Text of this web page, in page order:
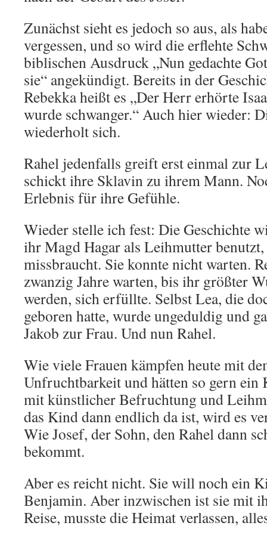
Zunächst sieht es jedoch so aus, als
vergessen, und so wird die erflehte
biblischen Ausdruck „Nun gedachte
sie“ angekündigt. Bereits in der
Rebekka heißt es „Der Herr erhörte
wurde schwanger.“ Auch hier wieder:
wiederholt sich.
Rahel jedenfalls greift erst einmal zur
schickt ihre Sklavin zu ihrem Mann.
Erlebnis für ihre Gefühle.
Wieder stelle ich fest: Die Geschichte
ihr Magd Hagar als Leihmutter
missbraucht. Sie konnte nicht warten.
zwanzig Jahre warten, bis ihr größter
werden, sich erfüllte. Selbst Lea, die
geboren hatte, wurde ungeduldig und
Jakob zur Frau. Und nun Rahel.
Wie viele Frauen kämpfen heute mit
Unfruchtbarkeit und hätten so gern ein
mit künstlicher Befruchtung und
das Kind dann endlich da ist, wird es
Wie Josef, der Sohn, den Rahel dann
bekommt.
Aber es reicht nicht. Sie will noch ein
Benjamin. Aber inzwischen ist sie mit
Reise, musste die Heimat verlassen,